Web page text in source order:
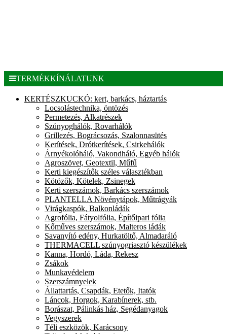
TERMÉKKÍNÁLATUNK
KERTÉSZKUCKÓ: kert, barkács, háztartás
Locsolástechnika, öntözés
Permetezés, Alkatrészek
Szúnyoghálók, Rovarhálók
Grillezés, Bográcsozás, Szalonnasütés
Kerítések, Drótkerítések, Csirkehálók
Árnyékolóháló, Vakondháló, Egyéb hálók
Agroszövet, Geotextil, Műfű
Kerti kiegészítők széles választékban
Kötözők, Kötelek, Zsinegek
Kerti szerszámok, Barkács szerszámok
PLANTELLA Növénytápok, Műtrágyák
Virágkaspók, Balkonládák
Agrofólia, Fátyolfólia, Építőipari fólia
Kőműves szerszámok, Malteros ládák
Savanyító edény, Hurkatöltő, Almadaráló
THERMACELL szúnyogriasztó készülékek
Kanna, Hordó, Láda, Rekesz
Zsákok
Munkavédelem
Szerszámnyelek
Állattartás, Csapdák, Etetők, Itatók
Láncok, Horgok, Karabínerek, stb.
Borászat, Pálinkás ház, Segédanyagok
Vegyszerek
Téli eszközök, Karácsony